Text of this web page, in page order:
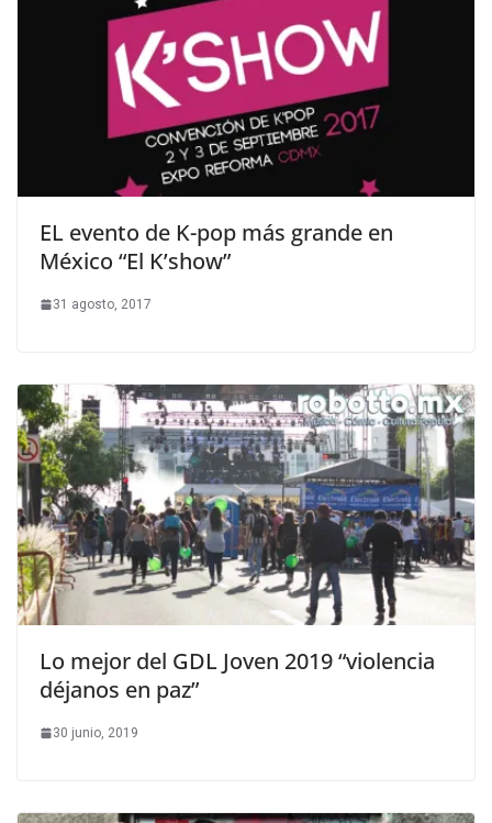
EL evento de K-pop más grande en
México “El K’show”
31 agosto, 2017
Lo mejor del GDL Joven 2019 “violencia
déjanos en paz”
30 junio, 2019